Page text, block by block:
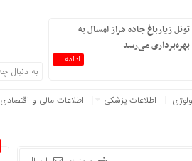
تونل زیارباغ جاده هراز امسال به
بهره‌برداری می‌رسد
ادامه ...
اطلاعات پزشکی اطلاعات مالی و اقتصادی